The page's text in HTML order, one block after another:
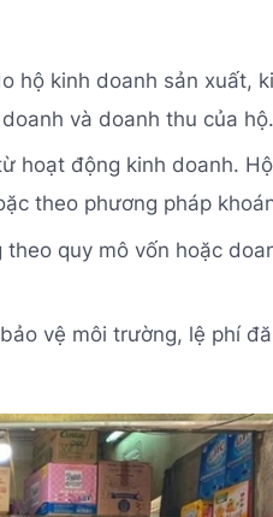
hộ kinh doanh sản xuất,
và doanh thu của hộ.
hoạt động kinh doanh.
theo phương pháp
quy mô vốn hoặc
vệ môi trường, lệ phí